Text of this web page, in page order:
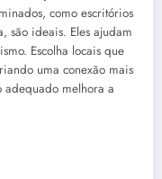
como escritórios
são ideais. Eles ajudam
Escolha locais que
uma conexão mais
adequado melhora a